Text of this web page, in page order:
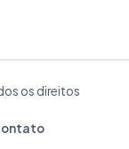
os direitos